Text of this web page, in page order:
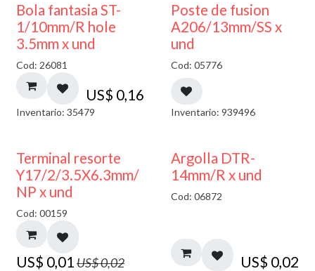
Bola fantasia ST-
1/10mm/R hole
3.5mm x und
Cod: 26081
US$ 0,16
Inventario: 35479
Poste de fusion
A206/13mm/SS x
und
Cod: 05776
Inventario: 939496
50% DESCUENTO
Terminal resorte
Y17/2/3.5X6.3mm/
NP x und
Cod: 00159
US$ 0,01 US$0,02
Argolla DTR-
14mm/R x und
Cod: 06872
US$ 0,02